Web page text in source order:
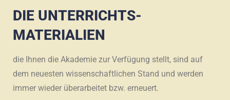
DIE UNTERRICHTS-
MATERIALIEN
die Ihnen die Akademie zur Verfügung stellt, sind auf
dem neuesten wissenschaftlichen Stand und werden
immer wieder überarbeitet bzw. erneuert.